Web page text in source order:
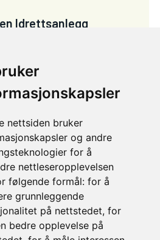
nettsiden bruker
og andre
for å
nettleseropplevelsen
følgende formål: for å
grunnleggende
på nettstedet, for
bedre opplevelse på
Idrettsanlegg
på tvers